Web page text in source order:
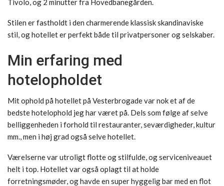
Tivolo, og 2 minutter fra Hovedbanegården.
Stilen er fastholdt i den charmerende klassisk skandinaviske
stil, og hotellet er perfekt både til privatpersoner og selskaber.
Min erfaring med
hotelopholdet
Mit ophold på hotellet på Vesterbrogade var nok et af de
bedste hotelophold jeg har været på. Dels som følge af selve
belliggenheden i forhold til restauranter, seværdigheder, kultur
mm., men i høj grad også selve hotellet.
Værelserne var utroligt flotte og stilfulde, og serviceniveauet
helt i top. Hotellet var også oplagt til at holde
forretningsmøder, og havde en super hyggelig bar med en flot